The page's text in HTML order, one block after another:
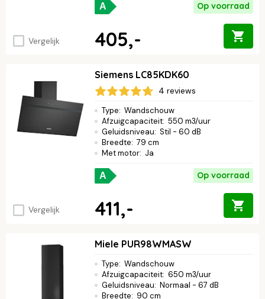
Vergelijk
A Op voorraad
405,-
Vergelijk
Siemens LC85KDK60
4 reviews
Type: Wandschouw
Afzuigcapaciteit: 550 m3/uur
Geluidsniveau: Stil - 60 dB
Breedte: 79 cm
Met motor: Ja
A Op voorraad
411,-
Miele PUR98WMASW
Type: Wandschouw
Afzuigcapaciteit: 650 m3/uur
Geluidsniveau: Normaal - 67 dB
Breedte: 90 cm